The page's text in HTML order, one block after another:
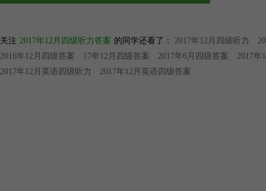
关注 2017年12月四级听力答案 的同学还看了： 2017年12月四级听力
2016年12月四级答案
17年12月四级答案 2017年6月四级答案
2017年
2017年12月英语四级听力
2017年12月英语四级答案